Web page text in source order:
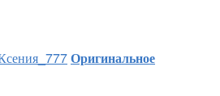
Оригинальное